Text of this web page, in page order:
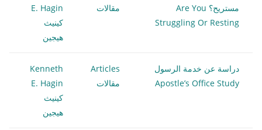
مستريح؟ Are You
Struggling Or Resting
مقالات
E. Hagin
كينيث
هيجين
دراسة عن خدمة الرسول
Apostle’s Office Study
Articles
مقالات
Kenneth
E. Hagin
كينيث
هيجين